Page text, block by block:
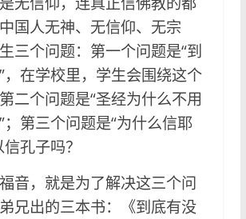
国人无神、无信仰、无宗
三个问题：第一个问题是“到
，在学校里，学生会围绕这个
二个问题是“圣经为什么不用
；第三个问题是“为什么信耶
孔子吗？
音，就是为了解决这三个问
兄出的三本书：《到底有没